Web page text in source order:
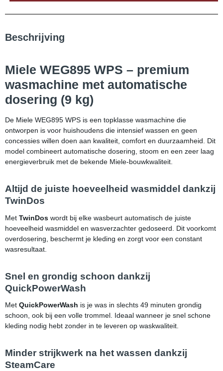
Beschrijving
Miele WEG895 WPS – premium
wasmachine met automatische
dosering (9 kg)
De Miele WEG895 WPS is een topklasse wasmachine die
ontworpen is voor huishoudens die intensief wassen en geen
concessies willen doen aan kwaliteit, comfort en duurzaamheid. Dit
model combineert automatische dosering, stoom en een zeer laag
energieverbruik met de bekende Miele-bouwkwaliteit.
Altijd de juiste hoeveelheid wasmiddel dankzij
TwinDos
Met TwinDos wordt bij elke wasbeurt automatisch de juiste
hoeveelheid wasmiddel en wasverzachter gedoseerd. Dit voorkomt
overdosering, beschermt je kleding en zorgt voor een constant
wasresultaat.
Snel en grondig schoon dankzij
QuickPowerWash
Met QuickPowerWash is je was in slechts 49 minuten grondig
schoon, ook bij een volle trommel. Ideaal wanneer je snel schone
kleding nodig hebt zonder in te leveren op waskwaliteit.
Minder strijkwerk na het wassen dankzij
SteamCare